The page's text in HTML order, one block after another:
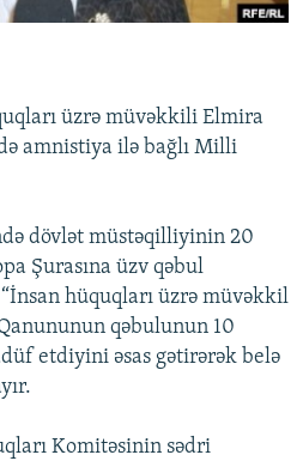
üzrə müvəkkili Elmira
amnistiya ilə bağlı Milli
dövlət müstəqilliyinin 20
Şurasına üzv qəbul
“İnsan hüquqları üzrə müvəkkil
qəbulunun 10
etdiyini əsas gətirərək belə
Komitəsinin sədri